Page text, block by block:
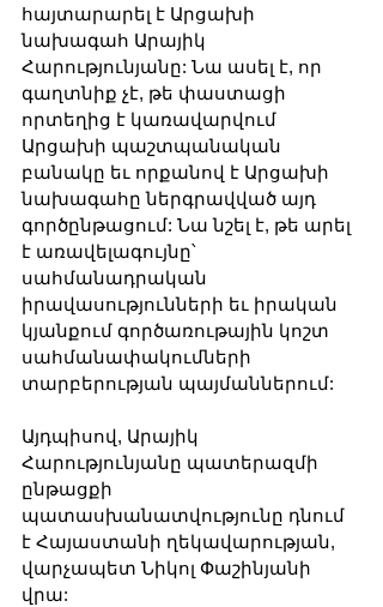
հայտարարել է Արցախի
նախագահ Արայիկ
Հարությունյանը: Նա ասել է, որ
գաղտնիք չէ, թե փաստացի
որտեղից է կառավարվում
Արցախի պաշտպանական
բանակը եւ որքանով է Արցախի
նախագահը ներգրավված այդ
գործընթացում: Նա նշել է, թե արել
է առավելագույնը՝
սահմանադրական
իրավասությունների եւ իրական
կյանքում գործառութային կոշտ
սահմանափակումների
տարբերության պայմաններում:
Այդպիսով, Արայիկ
Հարությունյանը պատերազմի
ընթացքի
պատասխանատվությունը դնում
է Հայաստանի ղեկավարության,
վարչապետ Նիկոլ Փաշինյանի
վրա: